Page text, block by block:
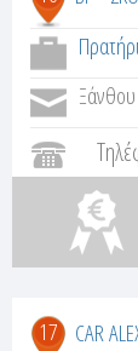
17
CAR